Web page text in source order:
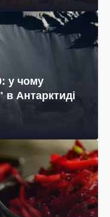
у чому
в Антарктиді